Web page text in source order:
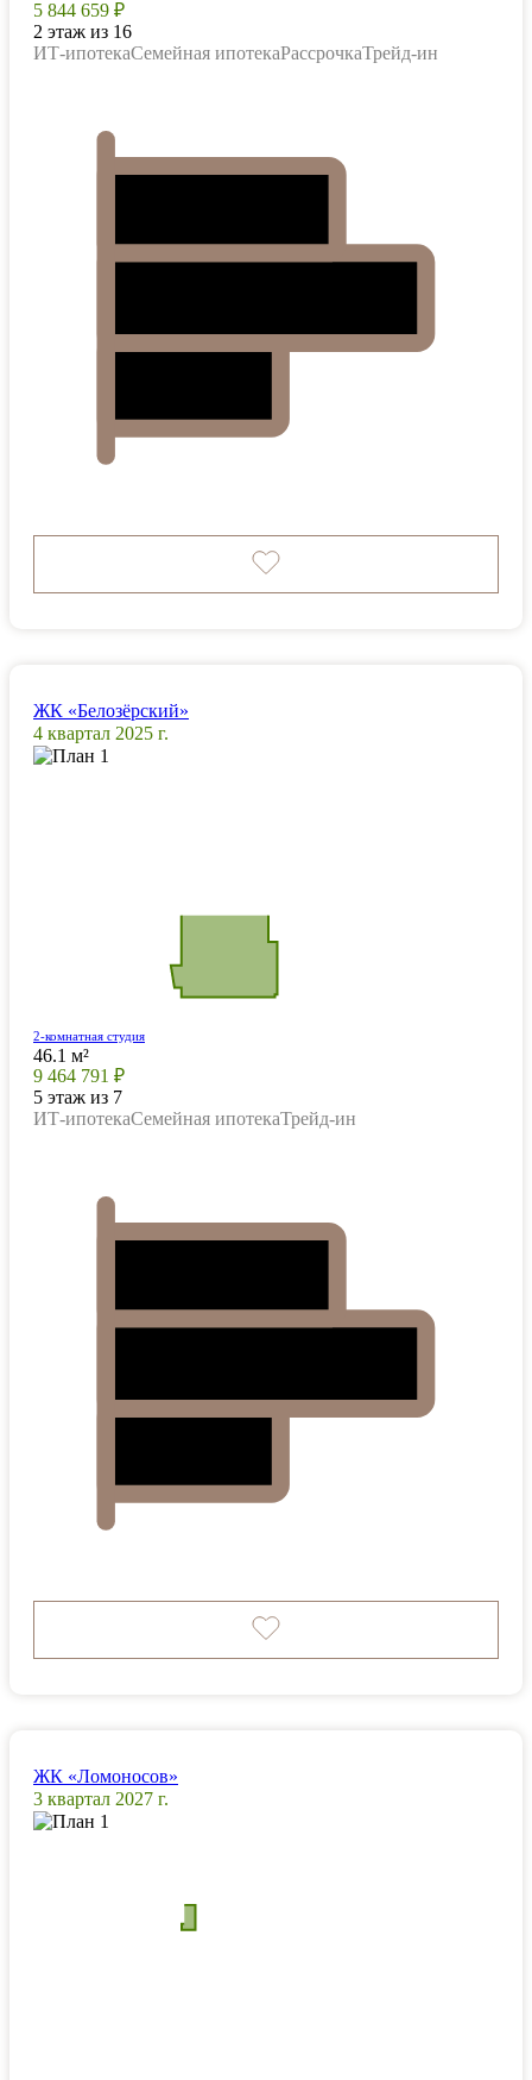
5 844 659 ₽
2 этаж из 16
ИТ-ипотекаСемейная ипотекаРассрочкаТрейд-ин
ЖК «Белозёрский»
4 квартал 2025 г.
2-комнатная студия
46.1 м²
9 464 791 ₽
5 этаж из 7
ИТ-ипотекаСемейная ипотекаТрейд-ин
ЖК «Ломоносов»
3 квартал 2027 г.